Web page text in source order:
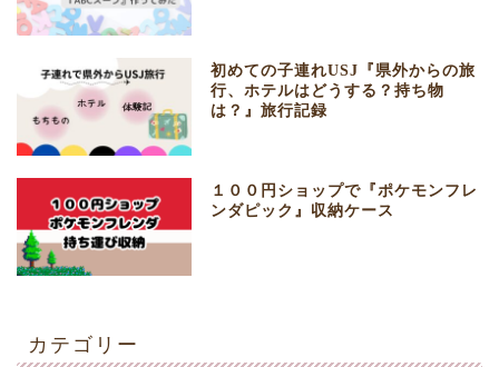
初めての子連れUSJ『県外からの旅
行、ホテルはどうする？持ち物
は？』旅行記録
１００円ショップで『ポケモンフレ
ンダピック』収納ケース
カテゴリー